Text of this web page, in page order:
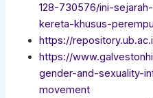
128-730576/ini-
kereta-khusus-
https://
https://
gender-and-sexuality-
movement